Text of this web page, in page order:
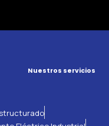
Nuestros servicios